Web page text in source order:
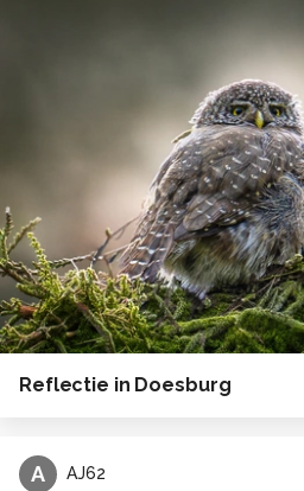
Reflectie in Doesburg
A AJ62